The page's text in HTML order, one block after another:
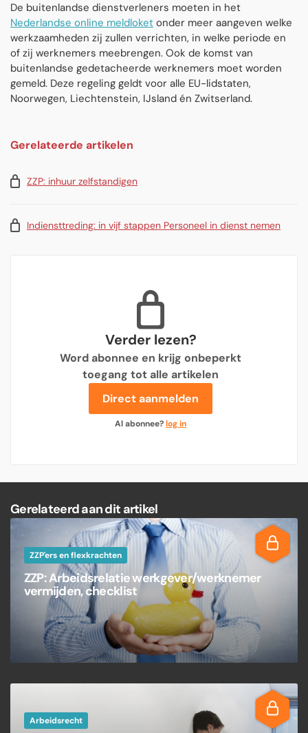
De buitenlandse dienstverleners moeten in het
Nederlandse online meldloket onder meer aangeven welke
werkzaamheden zij zullen verrichten, in welke periode en
of zij werknemers meebrengen. Ook de komst van
buitenlandse gedetacheerde werknemers moet worden
gemeld. Deze regeling geldt voor alle EU-lidstaten,
Noorwegen, Liechtenstein, IJsland én Zwitserland.
Gerelateerde artikelen
ZZP: inhuur zelfstandigen
Indiensttreding: in vijf stappen Personeel in dienst nemen
Verder lezen?
Word abonnee en krijg onbeperkt
toegang tot alle artikelen
Direct aanmelden
Al abonnee?log in
Gerelateerd aan dit artikel
ZZP'ers en flexkrachten
ZZP: Arbeidsrelatie werkgever/werknemer
vermijden, checklist
Arbeidsrecht